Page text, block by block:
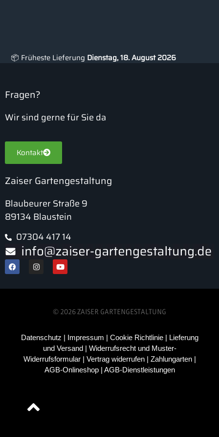
📦 Früheste Lieferung Dienstag, 18. August 2026
Fragen?
Wir sind gerne für Sie da
Kontakt
Zaiser Gartengestaltung
Blaubeurer Straße 9
89134 Blaustein
07304 417 14
© 2026 ZAISER GARTENGESTALTUNG
Datenschutz | Impressum | Cookie Richtlinie| Lieferung
und Versand| Widerrufsrecht und Muster-
Widerrufsformular| Vertrag widerrufen | Zahlungarten|
AGB-Onlineshop| AGB-Dienstleistungen